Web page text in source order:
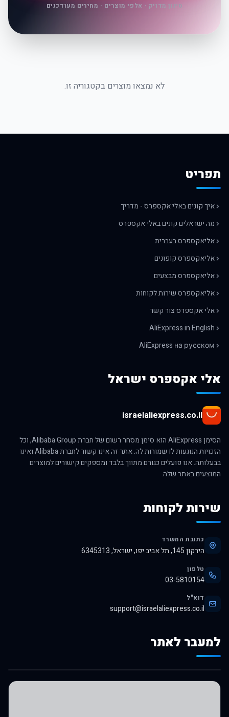
סינון מדויק · אלפי מוצרים · מחירים מעודכנים
לא נמצאו מוצרים בקטגוריה זו.
תפריט
איך קונים באלי אקספרס - מדריך
מה ישראלים קונים באלי אקספרס
אליאקספרס בעברית
אליאקספרס קופונים
אליאקספרס מבצעים
אליאקספרס שירות לקוחות
אלי אקספרס צור קשר
AliExpress in English
AliExpress на русском
אלי אקספרס ישראל
israelaliexpress.co.il
הסימן AliExpress הוא סימן מסחר רשום של חברת Alibaba Group, וכל
הזכויות הנוגעות לו שמורות לה. אתר זה אינו קשור לחברת Alibaba ואינו
בבעלותה. אנו פועלים כגורם מתווך בלבד ומספקים קישורים למוצרים
המוצעים באתר שלה.
שירות לקוחות
כתובת המשרד
הירקון 145, תל אביב יפו, ישראל, 6345313
טלפון
03-5810154
דוא"ל
support@israelaliexpress.co.il
למעבר לאתר
לרכישה באלי אקספרס